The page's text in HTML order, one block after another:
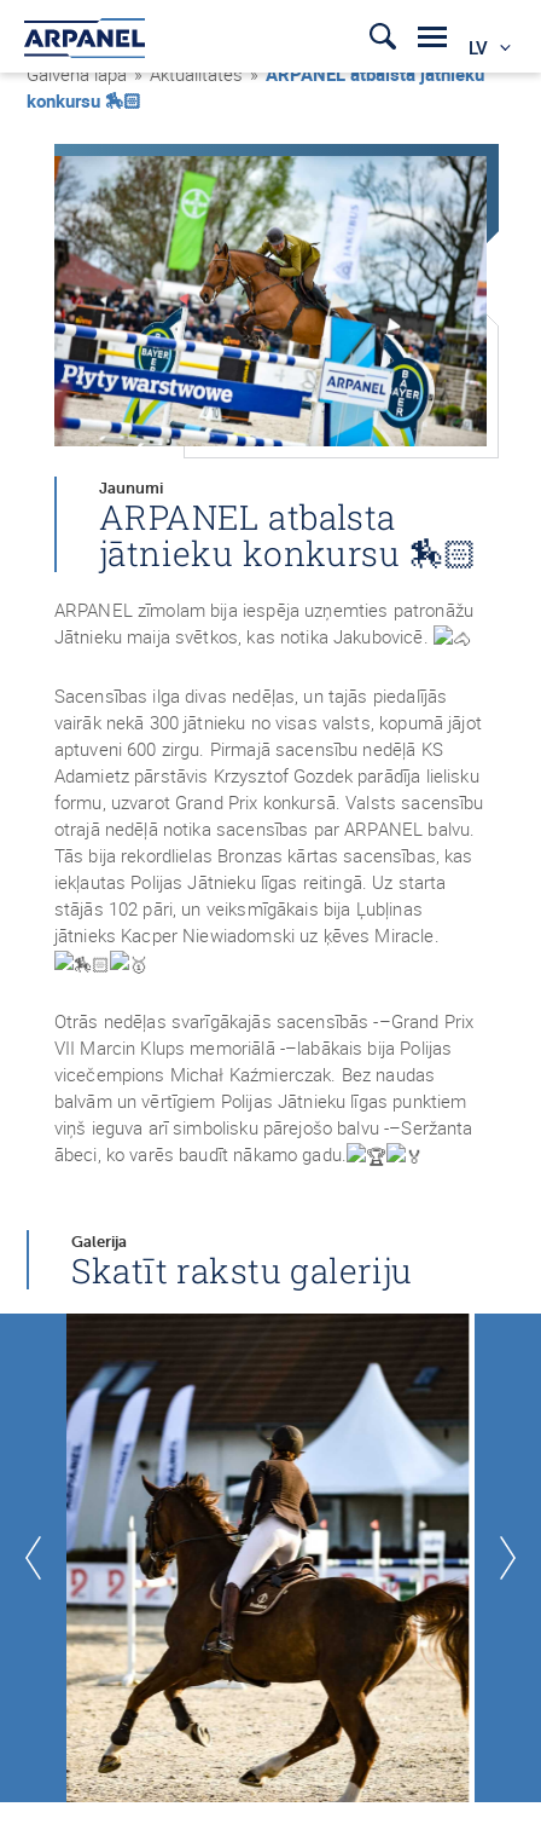
LV
Galvenā lapa » Aktualitātes »ARPANEL atbalsta jātnieku
konkursu 🏇🏻
Jaunumi
ARPANEL atbalsta
jātnieku konkursu 🏇🏻
ARPANEL zīmolam bija iespēja uzņemties patronāžu
Jātnieku maija svētkos, kas notika Jakubovicē.
Sacensības ilga divas nedēļas, un tajās piedalījās
vairāk nekā 300 jātnieku no visas valsts, kopumā jājot
aptuveni 600 zirgu. Pirmajā sacensību nedēļā KS
Adamietz pārstāvis Krzysztof Gozdek parādīja lielisku
formu, uzvarot Grand Prix konkursā. Valsts sacensību
otrajā nedēļā notika sacensības par ARPANEL balvu.
Tās bija rekordlielas Bronzas kārtas sacensības, kas
iekļautas Polijas Jātnieku līgas reitingā. Uz starta
stājās 102 pāri, un veiksmīgākais bija Ļubļinas
jātnieks Kacper Niewiadomski uz ķēves Miracle.
Otrās nedēļas svarīgākajās sacensībās -–Grand Prix
VII Marcin Klups memoriālā -–labākais bija Polijas
vicečempions Michał Kaźmierczak. Bez naudas
balvām un vērtīgiem Polijas Jātnieku līgas punktiem
viņš ieguva arī simbolisku pārejošo balvu -–Seržanta
ābeci, ko varēs baudīt nākamo gadu.
Galerija
Skatīt rakstu galeriju